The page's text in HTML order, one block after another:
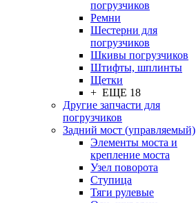
погрузчиков
Ремни
Шестерни для
погрузчиков
Шкивы погрузчиков
Штифты, шплинты
Щетки
+ ЕЩЕ 18
Другие запчасти для
погрузчиков
Задний мост (управляемый)
Элементы моста и
крепление моста
Узел поворота
Ступица
Тяги рулевые